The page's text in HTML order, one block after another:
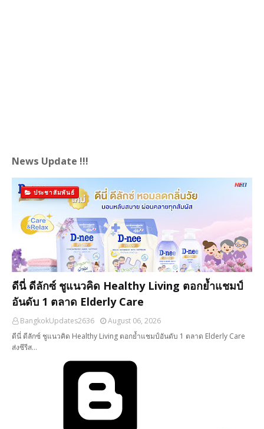
News Update !!!
ประชาสัมพันธ์
ดีนี่ ดีลักซ์ ชูแนวคิด Healthy Living ตอกย้ำแชมป์
อันดับ 1 ตลาด Elderly Care
BangkokUpdates2636
August 06, 2026
ดีนี่ ดีลักซ์ ชูแนวคิด Healthy Living ตอกย้ำแชมป์อันดับ 1 ตลาด Elderly Care
ส่งซีรีส…